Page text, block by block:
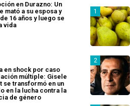
en Durazno: Un
mató a su esposa y
16 años y luego se
vida
en shock por caso
múltiple: Gisele
se transformó en un
en la lucha contra la
de género